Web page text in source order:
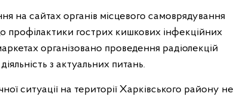
на сайтах органів місцевого самоврядування
гострих кишкових інфекційних
організовано проведення радіолекцій
з актуальних питань.
ситуації на території Харківського району не